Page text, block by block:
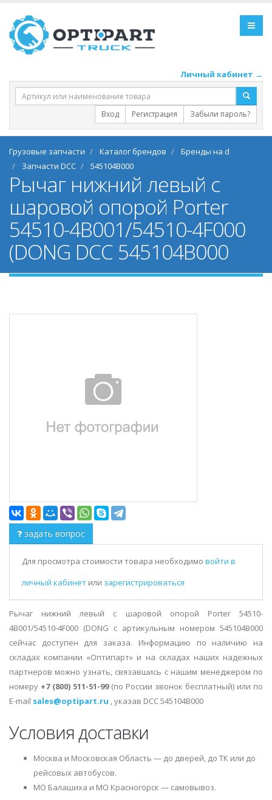
Личный кабинет →
Вход Регистрация Забыли пароль?
Грузовые запчасти Каталог брендов
Бренды на d
Запчасти DCC
545104B000
Рычаг нижний левый с
шаровой опорой Porter
54510-4B001/54510-4F000
(DONG DCC 545104B000
задать вопрос
Для просмотра стоимости товара необходимо войти в
личный кабинет или зарегистрироваться
Рычаг нижний левый с шаровой опорой Porter 54510-
4B001/54510-4F000 (DONG с артикульным номером 545104B000
сейчас доступен для заказа. Информацию по наличию на
складах компании «Оптипарт» и на складах наших надежных
партнеров можно узнать, связавшись с нашим менеджером по
номеру +7 (800) 511-51-99(по России звонок бесплатный) или по
E-mail sales@optipart.ru , указав DCC 545104B000
Условия доставки
Москва и Московская Область — до дверей, до ТК или до
рейсовых автобусов.
МО Балашиха и МО Красногорск — самовывоз.